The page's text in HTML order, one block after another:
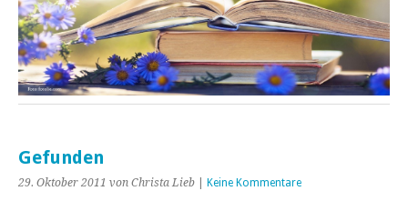
Gefunden
29. Oktober 2011 von Christa Lieb Keine Kommentare